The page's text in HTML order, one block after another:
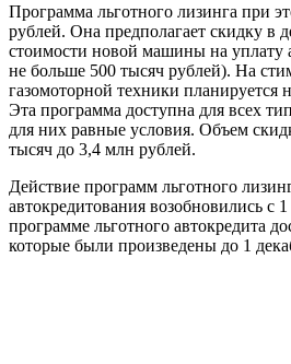
Программа льготного лизинга при
рублей. Она предполагает скидку в
стоимости новой машины на уплату
не больше 500 тысяч рублей). На
газомоторной техники планируется
Эта программа доступна для всех
для них равные условия. Объем
тысяч до 3,4 млн рублей.
Действие программ льготного
автокредитования возобновились с
программе льготного автокредита
которые были произведены до 1